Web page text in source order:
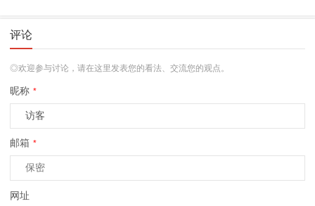
评论
◎欢迎参与讨论，请在这里发表您的看法、交流您的观点。
昵称 *
邮箱 *
网址